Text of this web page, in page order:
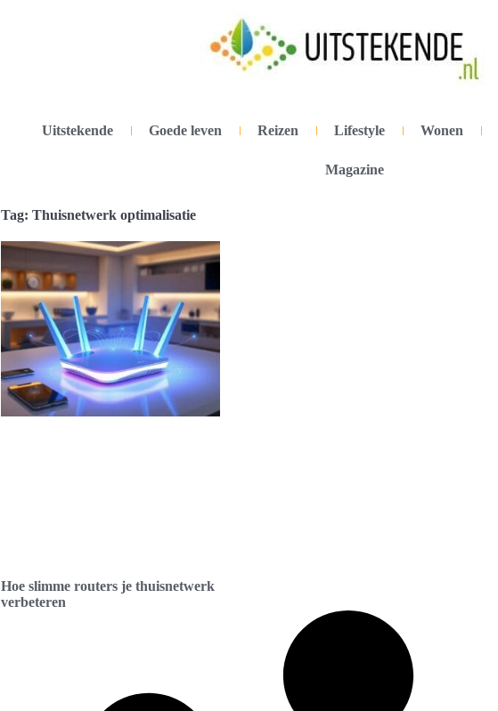
Uitstekende Goede leven Reizen Lifestyle Wonen
Magazine
Tag: Thuisnetwerk optimalisatie
Hoe slimme routers je thuisnetwerk
verbeteren